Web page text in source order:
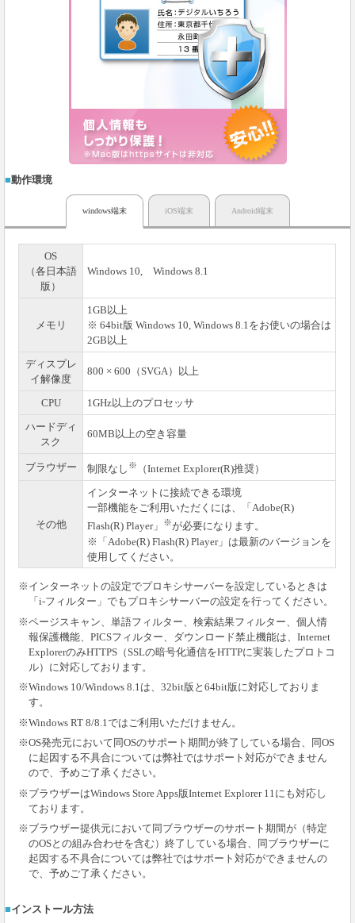
動作環境
windows端末 iOS端末 Android端末
OS
（各日本語
版）
Windows 10, Windows 8.1
メモリ
1GB以上
※ 64bit版 Windows 10, Windows 8.1をお使いの場合は
2GB以上
ディスプレ
イ解像度
800 × 600（SVGA）以上
CPU
1GHz以上のプロセッサ
ハードディ
スク
60MB以上の空き容量
ブラウザー 制限なし ※ （Internet Explorer(R)推奨）
その他
インターネットに接続できる環境
一部機能をご利用いただくには、「Adobe(R)
Flash(R) Player」
※が必要になります。
※「Adobe(R) Flash(R) Player」は最新のバージョンを
使用してください。
※インターネットの設定でプロキシサーバーを設定しているときは
「i-フィルター」でもプロキシサーバーの設定を行ってください。
※ページスキャン、単語フィルター、検索結果フィルター、個人情
報保護機能、PICSフィルター、ダウンロード禁止機能は、Internet
ExplorerのみHTTPS（SSLの暗号化通信をHTTPに実装したプロトコ
ル）に対応しております。
※Windows 10/Windows 8.1は、32bit版と64bit版に対応しておりま
す。
※Windows RT 8/8.1ではご利用いただけません。
※OS発売元において同OSのサポート期間が終了している場合、同OS
に起因する不具合については弊社ではサポート対応ができません
ので、予めご了承ください。
※ブラウザーはWindows Store Apps版Internet Explorer 11にも対応し
ております。
※ブラウザー提供元において同ブラウザーのサポート期間が（特定
のOSとの組み合わせを含む）終了している場合、同ブラウザーに
起因する不具合については弊社ではサポート対応ができませんの
で、予めご了承ください。
インストール方法